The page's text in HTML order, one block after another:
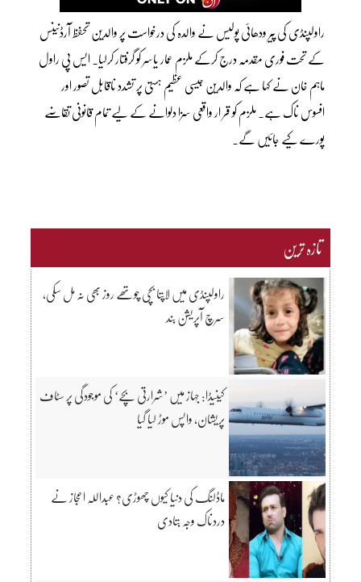
راولپنڈی کی پیر ودھائی پولیس نے والدہ کی درخواست پر والدین تحفظ آرڈنینس
کے تحت فوری مقدمہ درج کرکے ملزم عمار یاسر کو گرفتار کرلیا۔ ایس پی راول
ماہم خان نے کہا ہے کہ والدین جیسی عظیم ہستی پر تشدد ناقابل تصور اور
افسوس ناک ہے۔ ملزم کو قر ار واقعی سزا دلوانے کے لیے تمام قانونی تقاضے
پورے کیے جائیں گے۔
تازہ ترین
راولپنڈی میں لاپتا بچی چوتھے روز بھی نہ مل سکی،
سرچ آپریشن بند
کینیڈا: جہاز میں ’شرارتی بچے‘ کی موجودگی پر سٹاف
پریشان، واپس موڑ لیا گیا
ماڈلنگ کی دنیا کیوں چھوڑی؟ عبداللہ اعجاز نے
دردناک وجہ بتادی